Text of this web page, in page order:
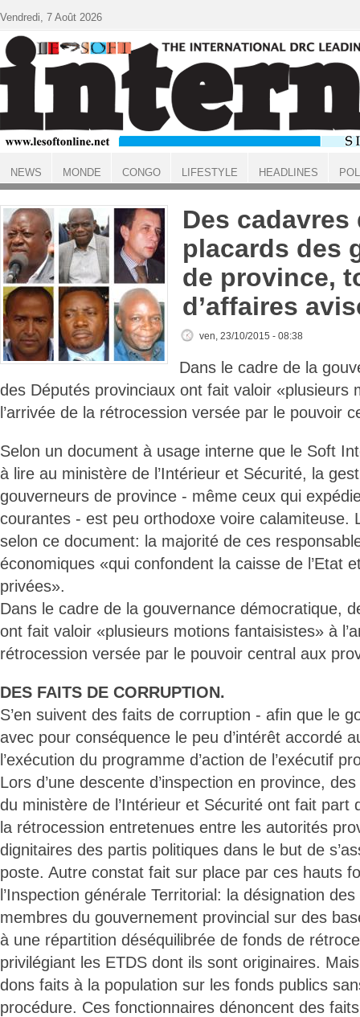
ACCUEIL
Des cadavres
placards des
de province,
d’affaires
ven, 23/10/2015 - 08:38
Dans le cadre de la
des Députés provinciaux ont fait valoir «plusieurs
l’arrivée de la rétrocession versée par le pouvoir
Selon un document à usage interne que le Soft
à lire au ministère de l’Intérieur et Sécurité, la
gouverneurs de province - même ceux qui
courantes - est peu orthodoxe voire calamiteuse.
selon ce document: la majorité de ces
économiques «qui confondent la caisse de l’Etat
privées».
Dans le cadre de la gouvernance démocratique,
ont fait valoir «plusieurs motions fantaisistes» à
rétrocession versée par le pouvoir central aux
DES FAITS DE CORRUPTION.
S’en suivent des faits de corruption - afin que le
avec pour conséquence le peu d’intérêt accordé
l’exécution du programme d’action de l’exécutif
Lors d’une descente d’inspection en province,
du ministère de l’Intérieur et Sécurité ont fait part
la rétrocession entretenues entre les autorités
dignitaires des partis politiques dans le but de
poste. Autre constat fait sur place par ces hauts
l’Inspection générale Territorial: la désignation
membres du gouvernement provincial sur des
à une répartition déséquilibrée de fonds de
privilégiant les ETDS dont ils sont originaires.
dons faits à la population sur les fonds publics
procédure. Ces fonctionnaires dénoncent des
Vendredi, 7 Août 2026
NEWS MONDE CONGO LIFESTYLE HEADLINES